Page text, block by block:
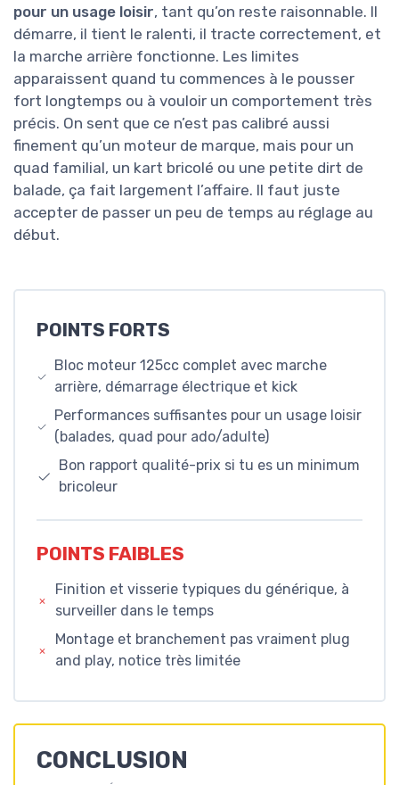
pour un usage loisir, tant qu’on reste raisonnable. Il
démarre, il tient le ralenti, il tracte correctement, et
la marche arrière fonctionne. Les limites
apparaissent quand tu commences à le pousser
fort longtemps ou à vouloir un comportement très
précis. On sent que ce n’est pas calibré aussi
finement qu’un moteur de marque, mais pour un
quad familial, un kart bricolé ou une petite dirt de
balade, ça fait largement l’affaire. Il faut juste
accepter de passer un peu de temps au réglage au
début.
POINTS FORTS
Bloc moteur 125cc complet avec marche
arrière, démarrage électrique et kick
Performances suffisantes pour un usage loisir
(balades, quad pour ado/adulte)
Bon rapport qualité-prix si tu es un minimum
bricoleur
POINTS FAIBLES
Finition et visserie typiques du générique, à
surveiller dans le temps
Montage et branchement pas vraiment plug
and play, notice très limitée
CONCLUSION